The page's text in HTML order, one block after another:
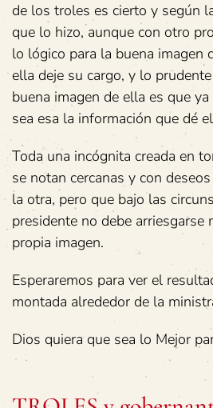
de los troles es cierto y según
que lo hizo, aunque con otro
lo lógico para la buena imagen
ella deje su cargo, y lo
buena imagen de ella es que
sea esa la información que dé
Toda una incógnita creada en
se notan cercanas y con
la otra, pero que bajo las
presidente no debe arriesgarse
propia imagen.
Esperaremos para ver el
montada alrededor de la
Dios quiera que sea lo Mejor